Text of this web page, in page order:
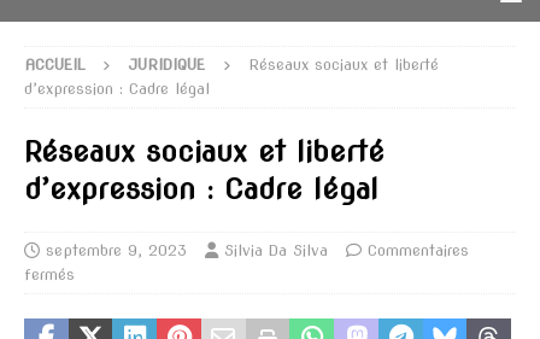
ACCUEIL JURIDIQUE
Réseaux sociaux et liberté
d’expression : Cadre légal
Réseaux sociaux et liberté
d’expression : Cadre légal
septembre 9, 2023 Silvia Da Silva
Commentaires
fermés